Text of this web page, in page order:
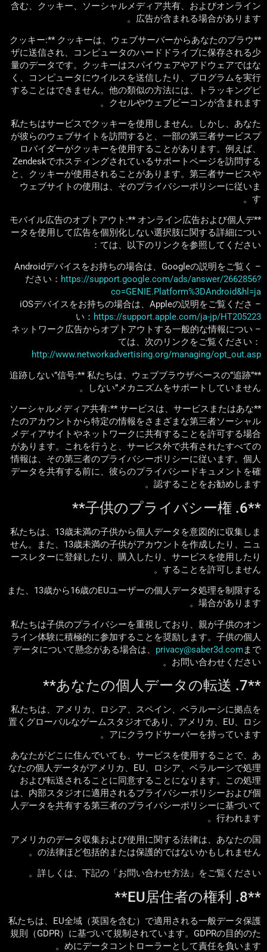
含む、クッキー、ソーシャルメディア共有、およびオンライン
広告が含まれる場合があります。
**クッキー:** クッキーは、ウェブサーバーからあなたのブラウ
ザに送信され、コンピュータのハードドライブに保存される少
量のデータです。クッキーはスパイウェアやアドウェアではな
く、コンピュータにウイルスを送信したり、プログラムを実行
することはできません。他の類似の方法には、トラッキングピ
クセルやウェブビーコンが含まれます。
私たちはサービスでクッキーを使用しません。しかし、あなた
が彼らのウェブサイトを訪問すると、一部の第三者サービスプ
ロバイダーがクッキーを使用することがあります。例えば、
Zendeskでホスティングされているサポートページを訪問する
と、クッキーが使用されることがあります。第三者サービスや
ウェブサイトの使用は、そのプライバシーポリシーに従いま
す。
**モバイル広告のオプトアウト:** オンライン広告および個人デ
ータを使用して広告を個別化しない選択肢に関する詳細につい
ては、以下のリンクを参照してください：
– Androidデバイスをお持ちの場合は、Googleの説明をご覧く
ださい： https://support.google.com/ads/answer/2662856?
co=GENIE.Platform%3DAndroid&hl=ja
– iOSデバイスをお持ちの場合は、Appleの説明をご覧くださ
い： https://support.apple.com/ja-jp/HT205223
– ネットワーク広告からオプトアウトする一般的な情報につい
ては、次のリンクをご覧ください：
http://www.networkadvertising.org/managing/opt_out.asp
**”追跡しない”信号:** 私たちは、ウェブブラウザベースの”追跡
しない”メカニズムをサポートしていません。
**ソーシャルメディア共有:** サービスは、サービスまたはあな
たのアカウントから特定の情報をさまざまな第三者ソーシャル
メディアサイトやネットワークに共有することを許可する場合
があります。これを行うと、サービス外で共有されたすべての
情報は、その第三者のプライバシーポリシーに従います。個人
データを共有する前に、彼らのプライバシードキュメントを確
認することをお勧めします。
**6. 子供のプライバシー権**
私たちは、13歳未満の子供から個人データを意図的に収集しま
せん。また、13歳未満の子供がアカウントを作成したり、ニュ
ースレターに登録したり、購入したり、サービスを使用したり
することを許可しません。
また、13歳から16歳のEUユーザーの個人データ処理を制限する
場合があります。
私たちは子供のプライバシーを重視しており、親が子供のオン
ライン体験に積極的に参加することを奨励します。子供の個人
データについて懸念がある場合は、 privacy@saber3d.comまで
お問い合わせください。
**7. あなたの個人データの転送**
私たちは、アメリカ、ロシア、スペイン、ベラルーシに拠点を
置くグローバルなゲームスタジオであり、アメリカ、EU、ロシ
アにクラウドサーバーを持っています。
あなたがどこに住んでいても、サービスを使用することで、あ
なたの個人データがアメリカ、EU、ロシア、ベラルーシで処理
および転送されることに同意することになります。この処理
は、内部スタジオに適用されるプライバシーポリシーおよび個
人データを共有する第三者のプライバシーポリシーに基づいて
行われます。
アメリカのデータ収集および使用に関する法律は、あなたの国
の法律ほど包括的または保護的ではないかもしれません。
詳しくは、下記の「お問い合わせ方法」をご覧ください。
**8. EU居住者の権利**
私たちは、EU全域（英国を含む）で適用される一般データ保護
規則（GDPR）に基づいて規制されています。GDPRの目的のた
めにデータコントローラーとして責任を負います。